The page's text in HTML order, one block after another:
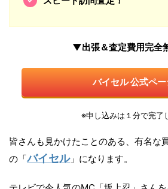
▼出張＆査定費用完全
バイセル 公式ペ
※申し込みは１分で完了
皆さんも見かけたことのある、有名な
の「バイセル」になります。